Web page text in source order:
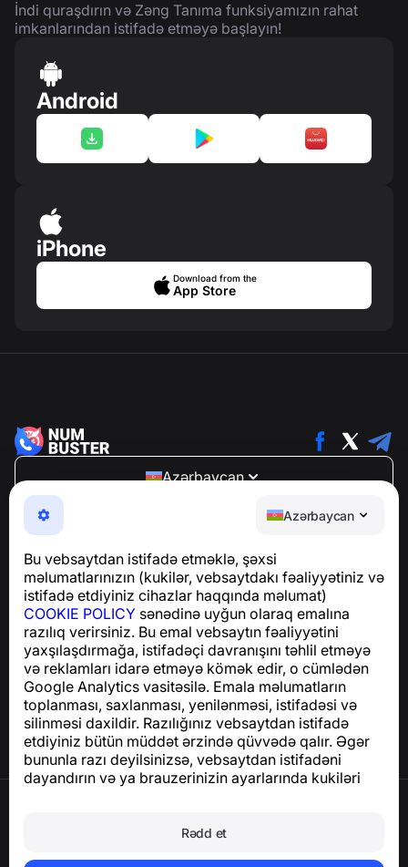
Azərbaycan
Bu vebsaytdan istifadə etməklə, şəxsi
məlumatlarınızın (kukilər, vebsaytdakı fəaliyyətiniz və
istifadə etdiyiniz cihazlar haqqında məlumat)
COOKIE POLICY sənədinə uyğun olaraq emalına
razılıq verirsiniz. Bu emal vebsaytın fəaliyyətini
yaxşılaşdırmağa, istifadəçi davranışını təhlil etməyə
və reklamları idarə etməyə kömək edir, o cümlədən
Google Analytics vasitəsilə. Emala məlumatların
toplanması, saxlanması, yenilənməsi, istifadəsi və
silinməsi daxildir. Razılığınız vebsaytdan istifadə
etdiyiniz bütün müddət ərzində qüvvədə qalır. Əgər
bununla razı deyilsinizsə, vebsaytdan istifadəni
dayandırın və ya brauzerinizin ayarlarında kukiləri
Rədd et
İndi quraşdırın və Zəng Tanıma funksiyamızın rahat
imkanlarından istifadə etməyə başlayın!
Android
iPhone
Download from the
App Store
Azərbaycan
NumBuster © 2013—2026 ·
support@numbuster.com
Telefon fırıldaqlarından, spam və arzuolunmaz
GDPR uyğunluğu ilə bağlı suallar üçün:
support@numbuster.com
Yardım Mərkəzi
Xəbərlər və Məqalələr
Layihə haqqında
Əlaqə